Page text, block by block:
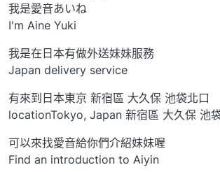
我是愛音あいね
I'm Aine Yuki
我是在日本有做外送妹妹服務
Japan delivery service
有來到日本東京 新宿區 大久保 池袋北口
locationTokyo, Japan 新宿區 大久保 池
可以來找愛音給你們介紹妹妹喔
Find an introduction to Aiyin